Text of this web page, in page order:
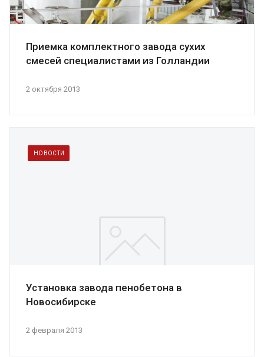
Приемка комплектного завода сухих
смесей специалистами из Голландии
2 октября 2013
НОВОСТИ
Установка завода пенобетона в
Новосибирске
2 февраля 2013